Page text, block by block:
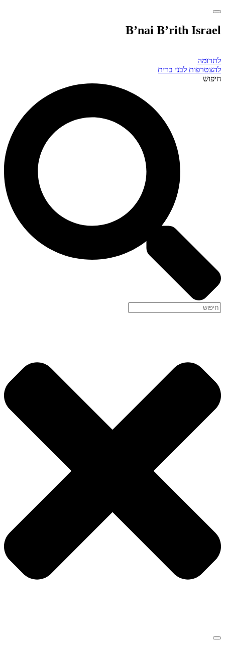
B’nai B’rith Israel
לתרומה
להצטרפות לבני ברית
חיפוש